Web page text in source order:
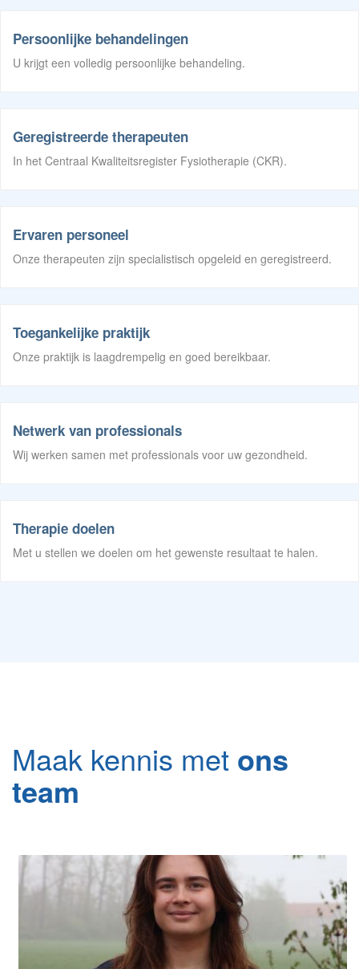
Persoonlijke behandelingen
U krijgt een volledig persoonlijke behandeling.
Geregistreerde therapeuten
In het Centraal Kwaliteitsregister Fysiotherapie (CKR).
Ervaren personeel
Onze therapeuten zijn specialistisch opgeleid en geregistreerd.
Toegankelijke praktijk
Onze praktijk is laagdrempelig en goed bereikbaar.
Netwerk van professionals
Wij werken samen met professionals voor uw gezondheid.
Therapie doelen
Met u stellen we doelen om het gewenste resultaat te halen.
Maak kennis met ons
team